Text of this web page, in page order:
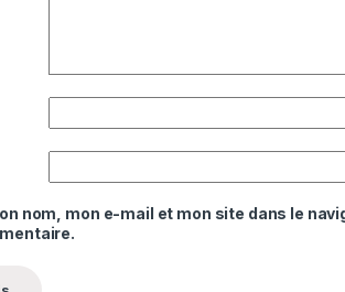
nom, mon e-mail et mon site dans le